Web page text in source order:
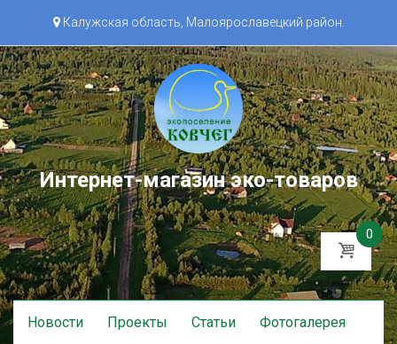
Калужская область, Малоярославецкий район.
Интернет-магазин эко-товаров
0
Skip
to
Новости Проекты Статьи Фотогалерея